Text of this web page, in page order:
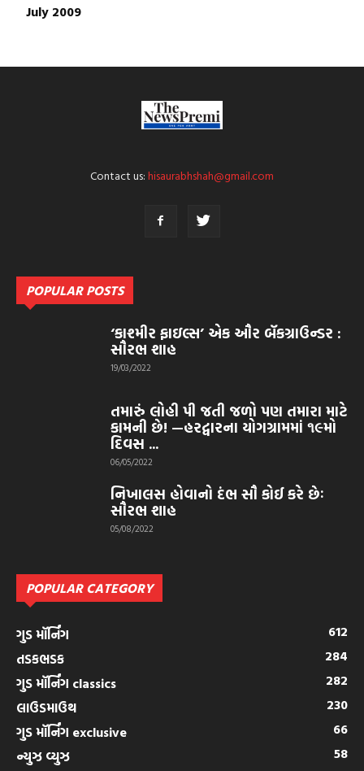
July 2009
Contact us:hisaurabhshah@gmail.com
POPULAR POSTS
‘કાશ્મીર ફાઇલ્સ’ એક ઔર બૅકગ્રાઉન્ડર :
સૌરભ શાહ
19/03/2022
તમારું લોહી પી જતી જળો પણ તમારા માટે
કામની છે! —હરદ્વારના યોગગ્રામમાં ૧૯મો
દિવસ ...
06/05/2022
નિખાલસ હોવાનો દંભ સૌ કોઈ કરે છેઃ
સૌરભ શાહ
05/08/2022
POPULAR CATEGORY
ગુડ મૉર્નિંગ
612
તડકભડક
284
ગુડ મૉર્નિંગ classics
282
લાઉડમાઉથ
230
ગુડ મૉર્નિંગ exclusive
66
ન્યુઝ વ્યુઝ
58